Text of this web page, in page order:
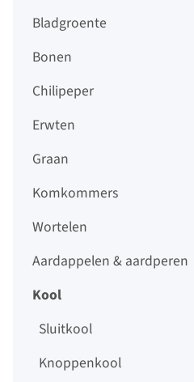
Bladgroente
Bonen
Chilipeper
Erwten
Graan
Komkommers
Wortelen
Aardappelen & aardperen
Kool
Sluitkool
Knoppenkool